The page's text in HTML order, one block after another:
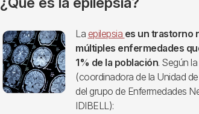
Imagen La epilepsia es un trastorno
múltiples enfermedades
1% de la población. Según
(coordinadora de la Unidad
del grupo de Enfermedades
IDIBELL):